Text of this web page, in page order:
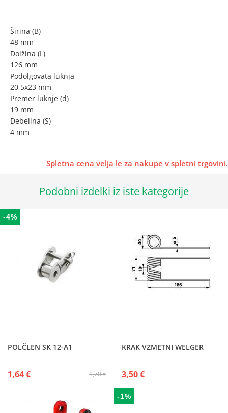
Širina (B)
48 mm
Dolžina (L)
126 mm
Podolgovata luknja
20,5x23 mm
Premer luknje (d)
19 mm
Debelina (S)
4 mm
Spletna cena velja le za nakupe v spletni trgovini.
Podobni izdelki iz iste kategorije
-4%
POLČLEN SK 12-A1
1,70 €
1,64 €
KRAK VZMETNI WELGER
3,50 €
-1%